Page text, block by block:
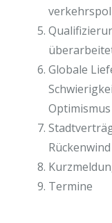
Globale
Optimismus
Termine